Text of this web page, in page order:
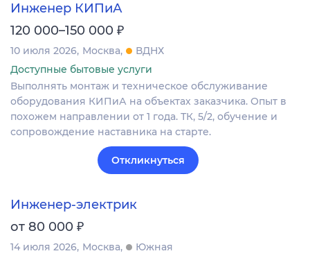
Инженер КИПиА
120 000–150 000 ₽
10 июля 2026 Москва
ВДНХ
Доступные бытовые услуги
Выполнять монтаж и техническое обслуживание
оборудования КИПиА на объектах заказчика. Опыт в
похожем направлении от 1 года. ТК, 5/2, обучение и
сопровождение наставника на старте.
Откликнуться
Инженер-электрик
от 80 000 ₽
14 июля 2026 Москва
Южная